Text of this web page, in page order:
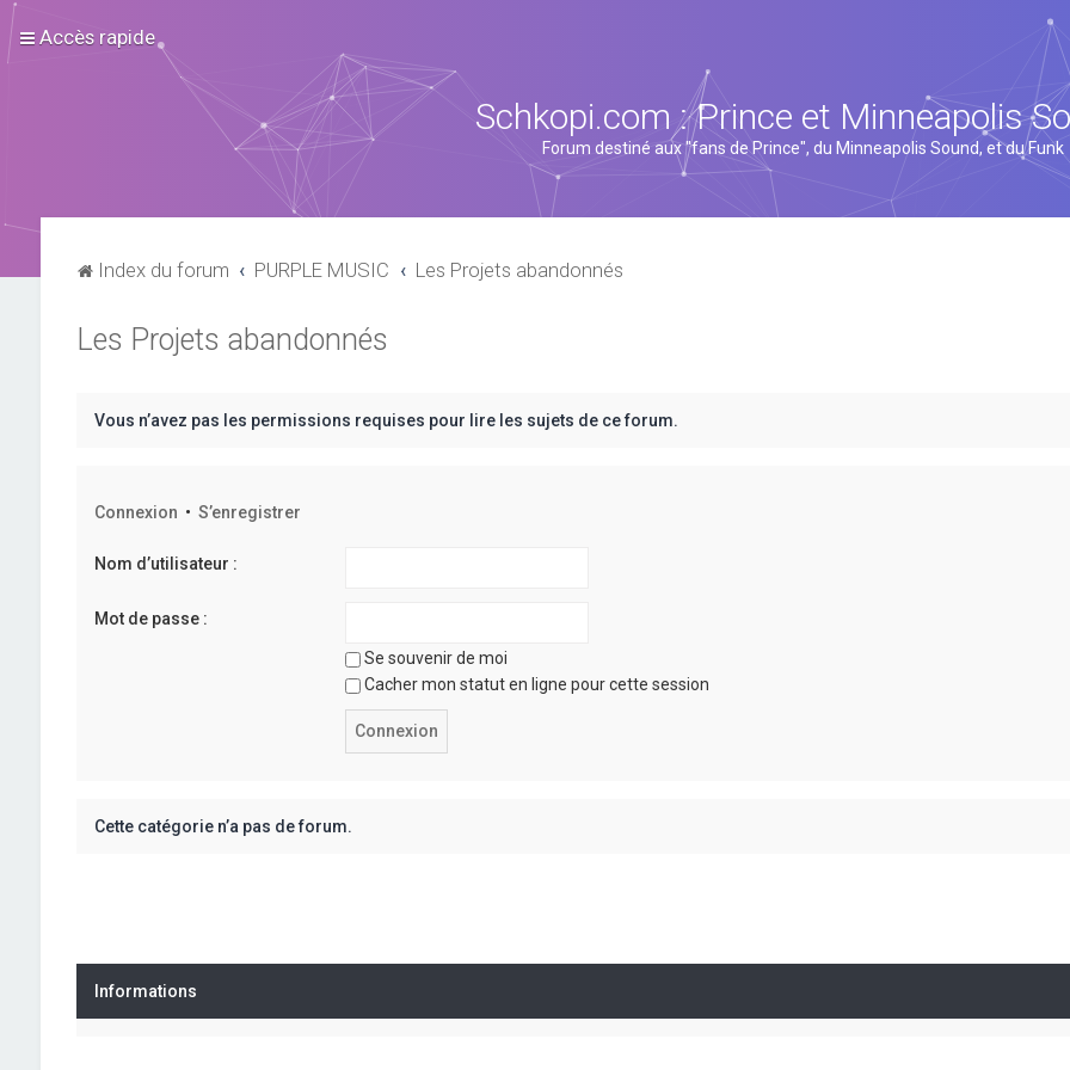
Accès rapide
Schkopi.com : Prince et Minneapolis
Forum destiné aux "fans de Prince", du Minneapolis Sound, et du Funk
Index du forum PURPLE MUSIC Les Projets abandonnés
Les Projets abandonnés
Vous n’avez pas les permissions requises pour lire les sujets de ce forum.
Connexion • S’enregistrer
Nom d’utilisateur :
Mot de passe :
Se souvenir de moi
Cacher mon statut en ligne pour cette session
Cette catégorie n’a pas de forum.
Informations